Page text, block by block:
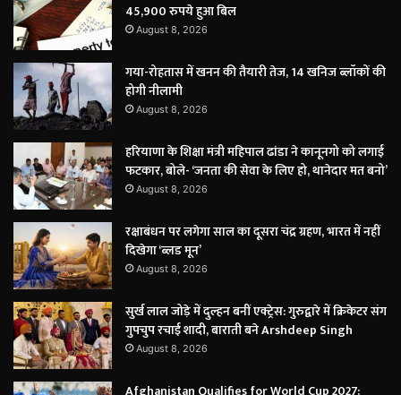
45,900 रुपये हुआ बिल
August 8, 2026
गया-रोहतास में खनन की तैयारी तेज, 14 खनिज ब्लॉकों की
होगी नीलामी
August 8, 2026
हरियाणा के शिक्षा मंत्री महिपाल ढांडा ने कानूनगो को लगाई
फटकार, बोले- ‘जनता की सेवा के लिए हो, थानेदार मत बनो’
August 8, 2026
रक्षाबंधन पर लगेगा साल का दूसरा चंद्र ग्रहण, भारत में नहीं
दिखेगा ‘ब्लड मून’
August 8, 2026
सुर्ख लाल जोड़े में दुल्हन बनीं एक्ट्रेस: गुरुद्वारे में क्रिकेटर संग
गुपचुप रचाई शादी, बाराती बने Arshdeep Singh
August 8, 2026